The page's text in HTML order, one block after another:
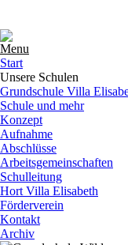
Menu
Start
Unsere Schulen
Grundschule Villa
Schule und mehr
Konzept
Aufnahme
Abschlüsse
Arbeitsgemeinschaften
Schulleitung
Hort Villa Elisabeth
Förderverein
Kontakt
Archiv